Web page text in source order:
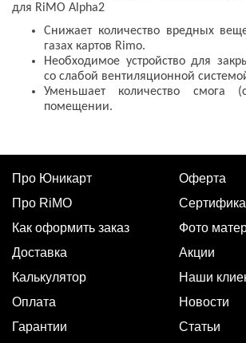
для RiMO Alpha2
Снижает количество вредных
газах картов Rimo.
Необходимое устройство для
со слабой вентиляционной
Уменьшает количество смога
помещении.
Про Юникарт
Про RiMO
Как оформить заказ
Доставка
Калькулятор
Оплата
Гарантии
Оферта
Фото
Акции
Наши
Новости
Статьи